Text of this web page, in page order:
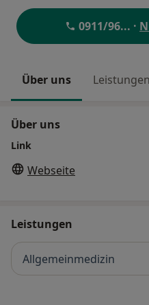
0911/96... ·
Über uns Leistungen
Über uns
Link
Webseite
Leistungen
Allgemeinmedizin